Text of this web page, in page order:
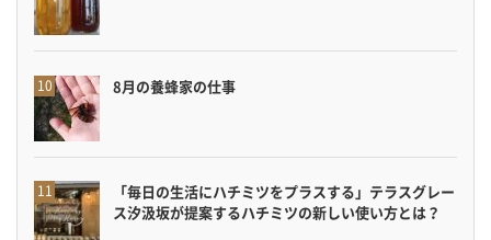
8月の養蜂家の仕事
「毎日の生活にハチミツをプラスする」テラスグレー
ス汐汲坂が提案するハチミツの新しい使い方とは？